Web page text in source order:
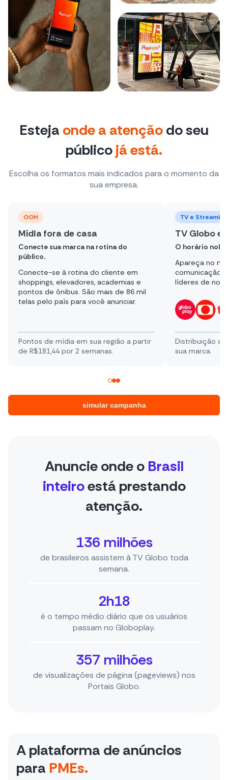
Esteja onde a atençãodo seu
públicojá está.
Escolha os formatos mais indicados para o momento da
sua empresa.
na rotina do
do cliente em
academias e
São mais de 86 mil
você anunciar.
sua região a partir
semanas.
TV Globo e Globoplay
O horário nobre acessível a você.
Apareça no maior grupo de
comunicação com banners em
líderes de notícias e estilo de vida.
Distribuição automática e segura para
sua marca.
simular campanha
Anuncie onde o Brasil
inteiroestá prestando
atenção.
136 milhões
de brasileiros assistem à TV Globo toda
semana.
2h18
é o tempo médio diário que os usuários
passam no Globoplay.
357 milhões
de visualizações de página (pageviews) nos
Portais Globo.
A plataforma de anúncios
para PMEs.